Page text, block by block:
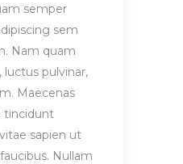
semper
sem
Nam quam
luctus pulvinar,
Maecenas
tincidunt
sapien ut
Nullam